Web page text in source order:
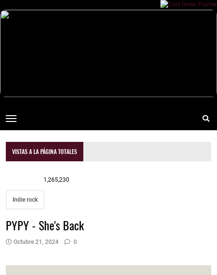
VISTAS A LA PÁGINA TOTALES
1,265,230
Indie rock
PYPY - She's Back
Octubre 21, 2024 0